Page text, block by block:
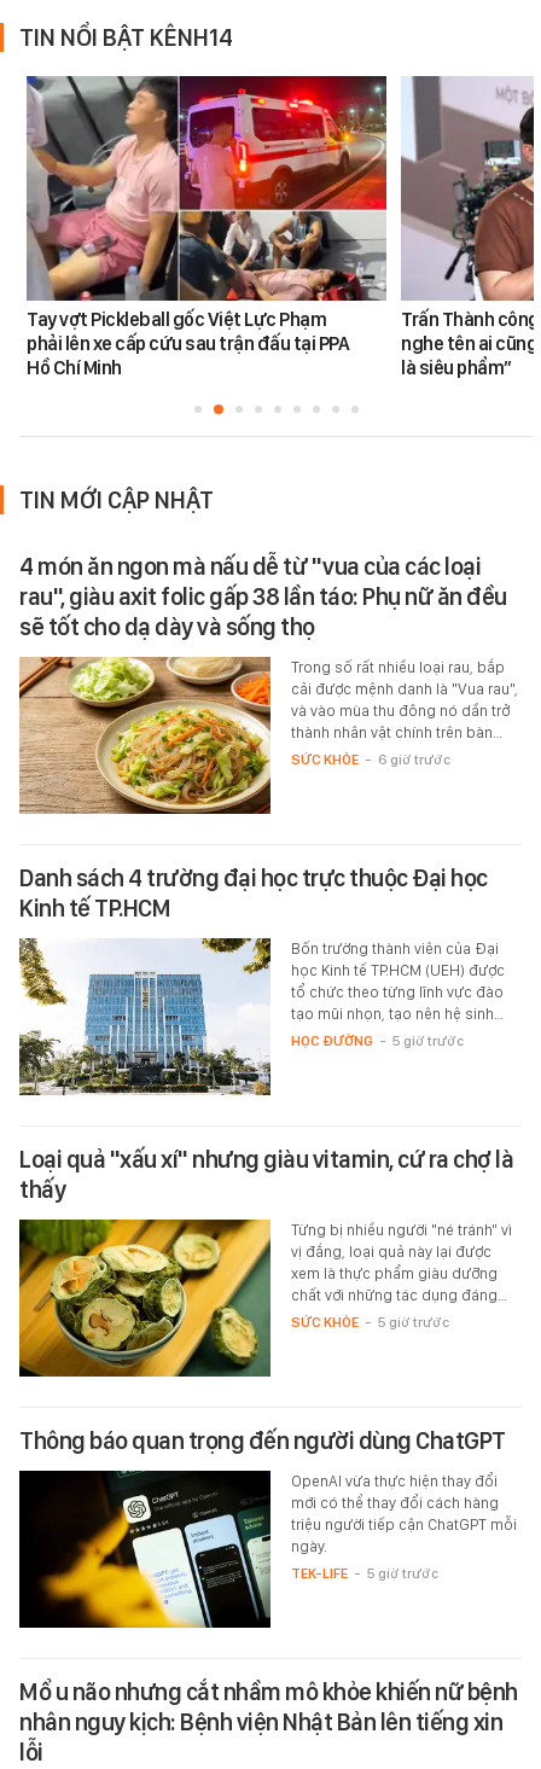
TIN NỔI BẬT KÊNH14
Tay vợt Pickleball gốc Việt Lực Phạm
phải lên xe cấp cứu sau trận đấu tại PPA
Hồ Chí Minh
Trấn Thành
nghe tên ai
là siêu phẩm”
TIN MỚI CẬP NHẬT
4 món ăn ngon mà nấu dễ từ "vua của các loại
rau", giàu axit folic gấp 38 lần táo: Phụ nữ ăn đều
sẽ tốt cho dạ dày và sống thọ
Trong số rất nhiều loại rau, bắp
cải được mệnh danh là "Vua rau",
và vào mùa thu đông nó dần trở
thành nhân vật chính trên bàn…
SỨC KHỎE - 6 giờ trước
Danh sách 4 trường đại học trực thuộc Đại học
Kinh tế TP.HCM
Bốn trường thành viên của Đại
học Kinh tế TP.HCM (UEH) được
tổ chức theo từng lĩnh vực đào
tạo mũi nhọn, tạo nên hệ sinh…
HỌC ĐƯỜNG - 5 giờ trước
Loại quả "xấu xí" nhưng giàu vitamin, cứ ra chợ là
thấy
Từng bị nhiều người "né tránh" vì
vị đắng, loại quả này lại được
xem là thực phẩm giàu dưỡng
chất với những tác dụng đáng…
SỨC KHỎE - 5 giờ trước
Thông báo quan trọng đến người dùng ChatGPT
OpenAI vừa thực hiện thay đổi
mới có thể thay đổi cách hàng
triệu người tiếp cận ChatGPT mỗi
ngày.
TEK-LIFE - 5 giờ trước
Mổ u não nhưng cắt nhầm mô khỏe khiến nữ bệnh
nhân nguy kịch: Bệnh viện Nhật Bản lên tiếng xin
lỗi